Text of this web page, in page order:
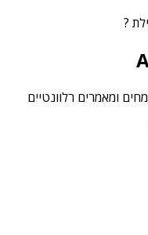
?
ומאמרים רלוונטיים